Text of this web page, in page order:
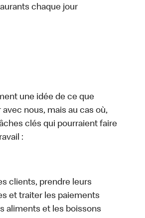
chaque jour
une idée de ce que
nous, mais au cas où,
clés qui pourraient faire
:
clients, prendre leurs
et traiter les paiements
aliments et les boissons